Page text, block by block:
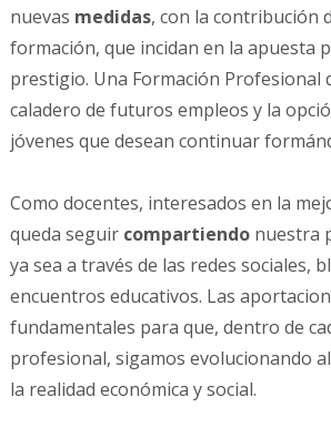
nuevas medidas, con la contribución
formación, que incidan en la apuesta
prestigio. Una Formación Profesional
caladero de futuros empleos y la
jóvenes que desean continuar
Como docentes, interesados en la
queda seguir compartiendo nuestra
ya sea a través de las redes sociales,
encuentros educativos. Las
fundamentales para que, dentro de
profesional, sigamos evolucionando
la realidad económica y social.